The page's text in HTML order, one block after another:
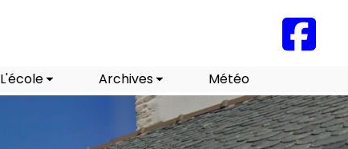
L'école Archives Météo